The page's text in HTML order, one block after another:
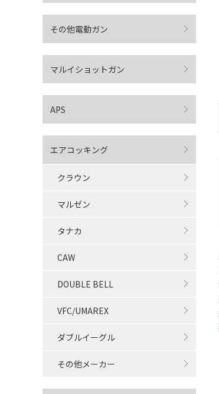
その他電動ガン
マルイショットガン
APS
エアコッキング
クラウン
マルゼン
タナカ
CAW
DOUBLE BELL
VFC/UMAREX
ダブルイーグル
その他メーカー